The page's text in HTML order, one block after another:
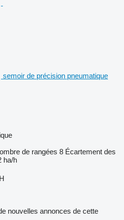
semoir de précision pneumatique
de rangées 8 Écartement des
ha/h
nouvelles annonces de cette